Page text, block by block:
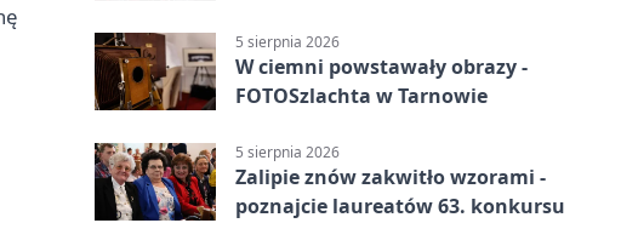
5 sierpnia 2026
W ciemni powstawały obrazy -
FOTOSzlachta w Tarnowie
5 sierpnia 2026
Zalipie znów zakwitło wzorami -
poznajcie laureatów 63. konkursu